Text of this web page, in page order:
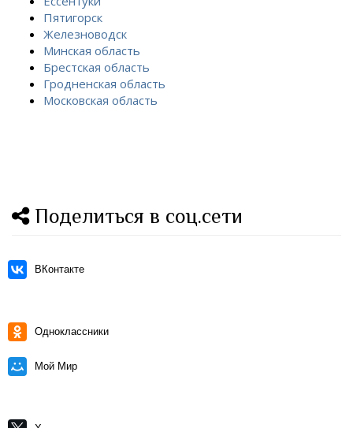
Пятигорск
Железноводск
Минская область
Брестская область
Гродненская область
Московская область
Поделиться в соц.сети
ВКонтакте
Одноклассники
Мой Мир